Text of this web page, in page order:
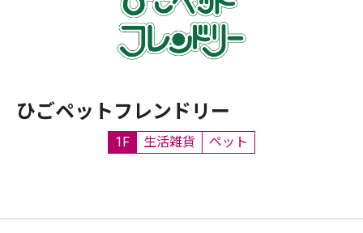
ひごペットフレンドリー
1F 生活雑貨 ペット